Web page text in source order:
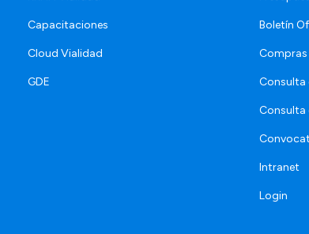
Capacitaciones
Cloud Vialidad
GDE
Boletín
Consulta
Consulta
Intranet
Login